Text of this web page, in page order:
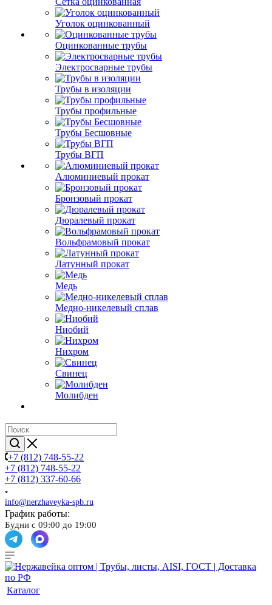
Уголок оцинкованный
Оцинкованные трубы
Электросварные трубы
Трубы в изоляции
Трубы профильные
Трубы Бесшовные
Трубы ВГП
Алюминиевый прокат
Бронзовый прокат
Дюралевый прокат
Вольфрамовый прокат
Латунный прокат
Медь
Медно-никелевый сплав
Ниобий
Нихром
Свинец
Молибден
+7 (812) 748-55-22
+7 (812) 748-55-22
+7 (812) 337-60-66
info@nerzhaveyka-spb.ru
График работы:
Будни с 09:00 до 19:00
Каталог